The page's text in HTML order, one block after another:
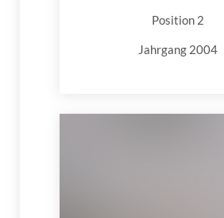
Position 2
Jahrgang 2004